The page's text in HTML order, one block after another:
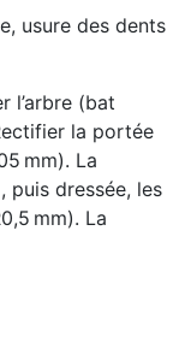
usure des dents
l’arbre (bat
la portée
mm). La
puis dressée, les
mm). La